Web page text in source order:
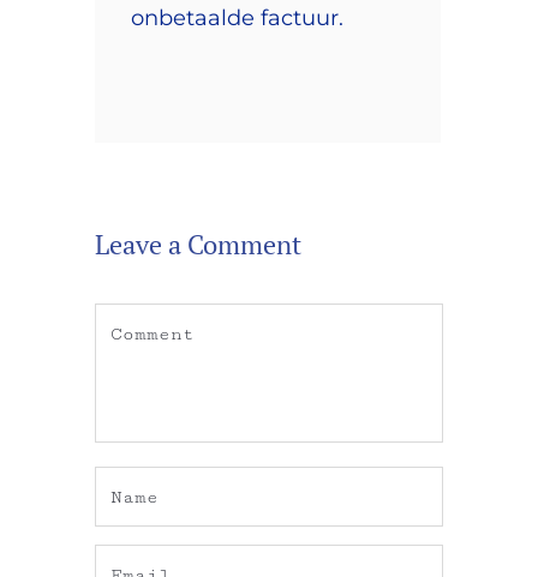
onbetaalde factuur.
Leave a Comment